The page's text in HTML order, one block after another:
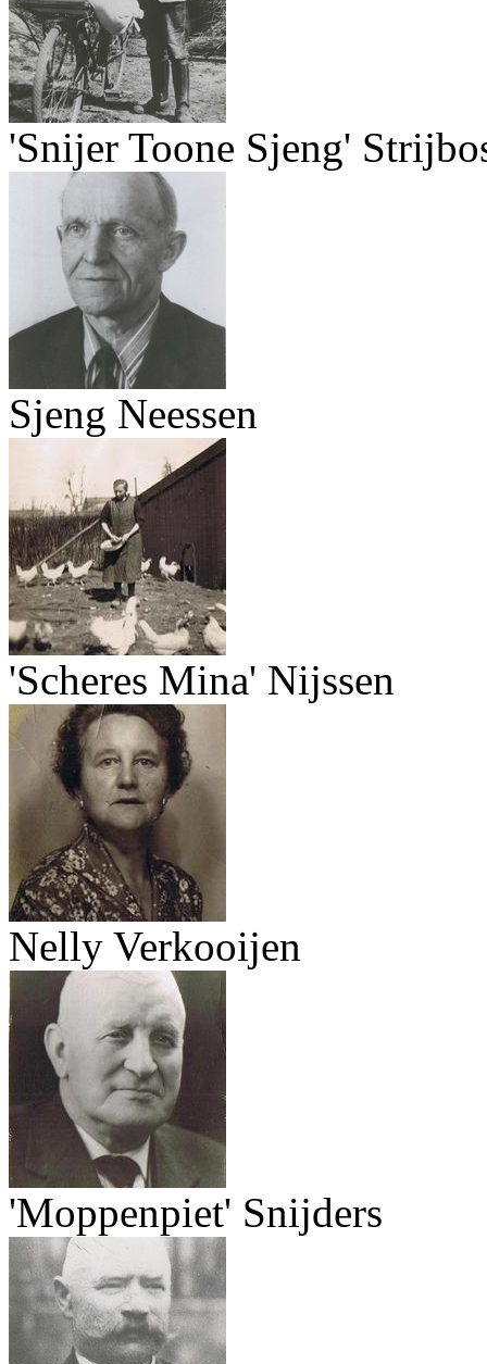
'Snijer Toone Sjeng'
Sjeng Neessen
'Scheres Mina' Nijssen
Nelly Verkooijen
'Moppenpiet' Snijders